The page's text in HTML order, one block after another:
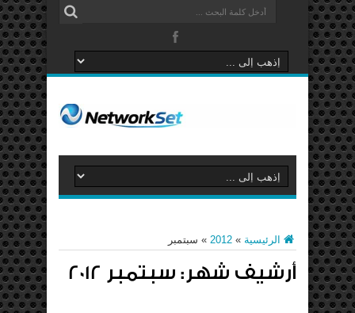
الرئيسية »
2012
» سبتمبر
أرشيف شهر: سبتمبر 2012